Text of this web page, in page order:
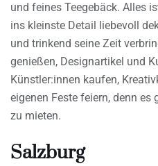
und feines Teegebäck. Alles
ins kleinste Detail liebevoll
und trinkend seine Zeit
genießen, Designartikel und
Künstler:innen kaufen,
eigenen Feste feiern, denn
zu mieten.
Salzburg